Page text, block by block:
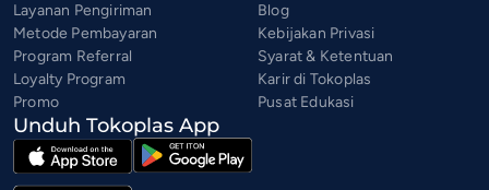
Layanan Pengiriman
Metode Pembayaran
Program Referral
Loyalty Program
Promo
Blog
Kebijakan Privasi
Syarat & Ketentuan
Karir di Tokoplas
Pusat Edukasi
Unduh Tokoplas App